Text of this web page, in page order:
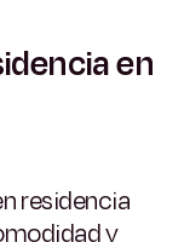
en
residencia
y